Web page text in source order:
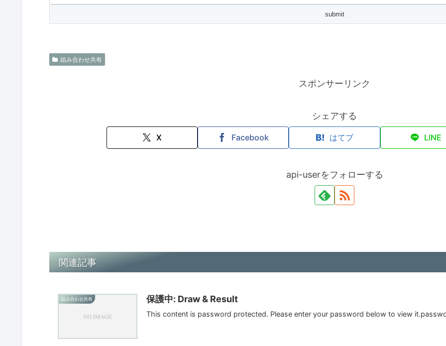
組み合わせ共有
スポンサーリンク
シェアする
X Facebook はてブ LINE
api-userをフォローする
関連記事
組み合わせ共有 保護中: Draw & Result
This content is password protected. Please enter your password below to view